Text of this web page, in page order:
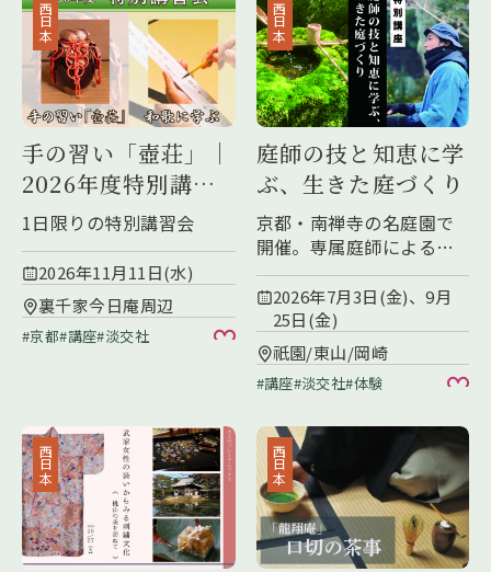
西日本
手の習い「壺荘」｜
2026年度特別講習
会
1日限りの特別講習会
2026年11月11日(水)
裏千家今日庵周辺
京都 講座 淡交社 お気に入り
西日本
庭師の技と知恵に学
ぶ、生きた庭づくり
京都・南禅寺の名庭園で
開催。専属庭師による特
別講座とワークショップ
2026年7月3日(金)、9月
25日(金)
祇園/東山/岡崎
講座 淡交社 体験 お
西日本 西日本